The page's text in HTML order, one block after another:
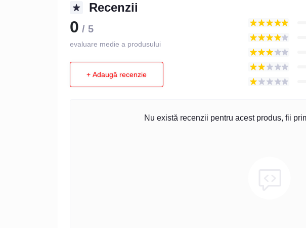
Recenzii
0 / 5
evaluare medie a produsului
+ Adaugă recenzie
Nu există recenzii pentru acest produs, fii